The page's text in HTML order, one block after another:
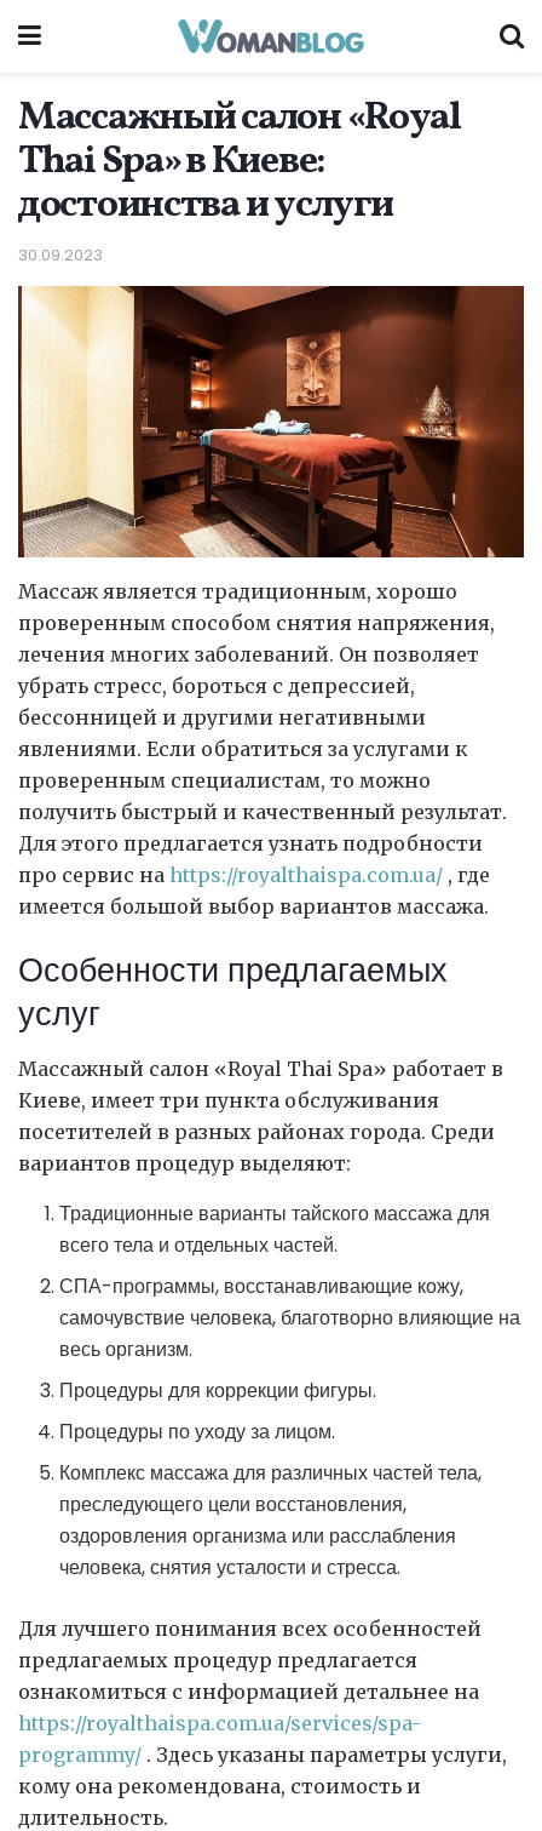
Массажный салон «Royal
Thai Spa» в Киеве:
достоинства и услуги
30.09.2023
Массаж является традиционным, хорошо
проверенным способом снятия напряжения,
лечения многих заболеваний. Он позволяет
убрать стресс, бороться с депрессией,
бессонницей и другими негативными
явлениями. Если обратиться за услугами к
проверенным специалистам, то можно
получить быстрый и качественный результат.
Для этого предлагается узнать подробности
про сервис на https://royalthaispa.com.ua/ , где
имеется большой выбор вариантов массажа.
Особенности предлагаемых
услуг
Массажный салон «Royal Thai Spa» работает в
Киеве, имеет три пункта обслуживания
посетителей в разных районах города. Среди
вариантов процедур выделяют:
Традиционные варианты тайского массажа для
всего тела и отдельных частей.
СПА-программы, восстанавливающие кожу,
самочувствие человека, благотворно влияющие на
весь организм.
Процедуры для коррекции фигуры.
Процедуры по уходу за лицом.
Комплекс массажа для различных частей тела,
преследующего цели восстановления,
оздоровления организма или расслабления
человека, снятия усталости и стресса.
Для лучшего понимания всех особенностей
предлагаемых процедур предлагается
ознакомиться с информацией детальнее на
https://royalthaispa.com.ua/services/spa-
programmy/ . Здесь указаны параметры услуги,
кому она рекомендована, стоимость и
длительность.